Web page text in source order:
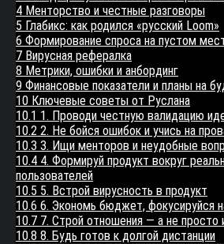
4 Менторство и честные разговоры
5 Глабикс: как родился «русский Loom»
6 Формирование спроса на пустом
7 Вирусная рефералка
8 Метрики, ошибки и анбординг
9 Финансовые показатели и планы на
10 Ключевые советы от Руслана
10.1 1. Проводи честную валидацию
10.2 2. Не бойся ошибок и учись на
10.3 3. Ищи менторов и неудобные
10.4 4. Формируй продукт вокруг
пользователей
10.5 5. Встрой вирусность в продукт
10.6 6. Экономь бюджет, фокусируйся
10.7 7. Строй отношения — а не просто
10.8 8. Будь готов к долгой дистанции